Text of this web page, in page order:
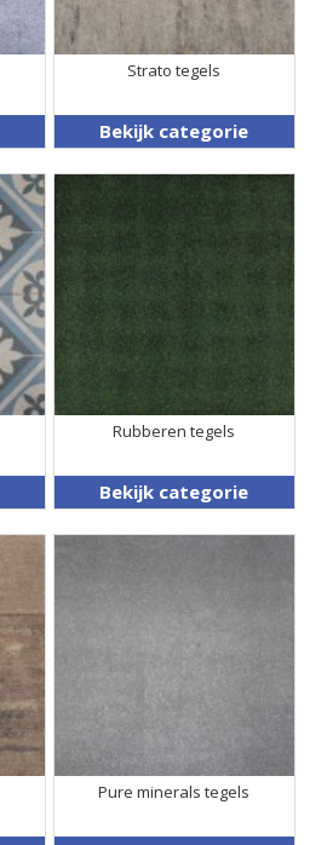
Strato tegels
Bekijk categorie
Rubberen tegels
Bekijk categorie
Pure minerals tegels